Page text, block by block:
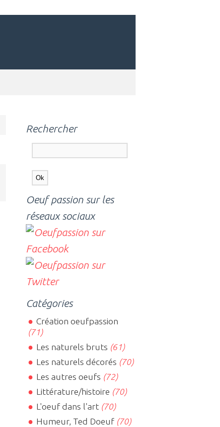
Rechercher
Oeuf passion sur les
réseaux sociaux
Catégories
Création oeufpassion
(71)
Les naturels bruts (61)
Les naturels décorés (70)
Les autres oeufs (72)
Littérature/histoire (70)
L'oeuf dans l'art(70)
Humeur, Ted Doeuf(70)